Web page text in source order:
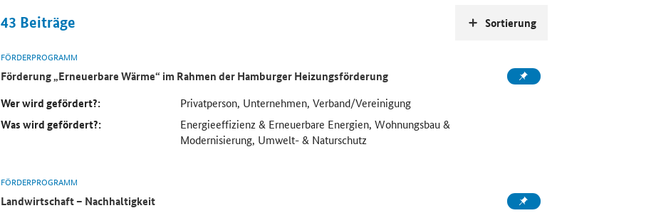
43 Beiträge
FÖRDERPROGRAMM
Förderung „Erneuerbare Wärme“ im Rahmen der Hamburger Heizungsförderung
Wer wird gefördert?:
Privatperson, Unternehmen, Verband/Vereinigung
Was wird gefördert?:
Energieeffizienz & Erneuerbare Energien, Wohnungsbau &
Modernisierung, Umwelt- & Naturschutz
FÖRDERPROGRAMM
Landwirtschaft – Nachhaltigkeit
Sortierung